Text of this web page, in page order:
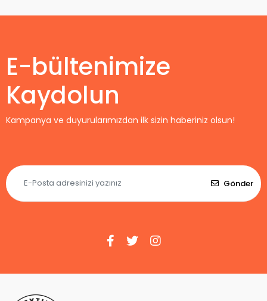
E-bültenimize
Kaydolun
Kampanya ve duyurularımızdan ilk sizin haberiniz olsun!
Gönder